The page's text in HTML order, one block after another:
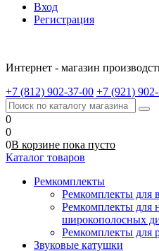
Вход
Регистрация
Интернет - магазин
+7 (812) 902-37-00 +7 (921)
0
0
0В корзине пока пусто
Каталог товаров
Ремкомплекты
Ремкомплекты для
Ремкомплекты для
широкополосных
Ремкомплекты для
Звуковые катушки